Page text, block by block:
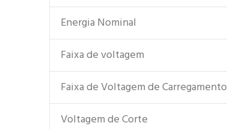
Energia Nominal
Faixa de voltagem
Faixa de Voltagem de Carregamento
Voltagem de Corte